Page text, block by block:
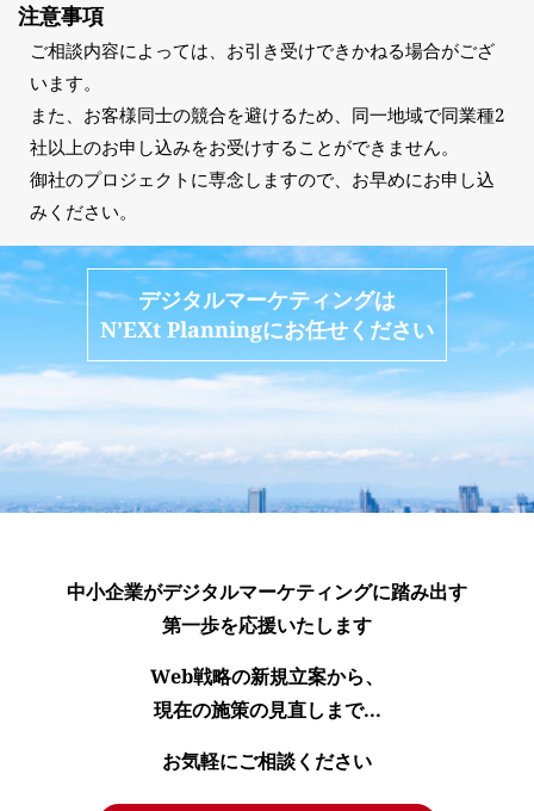
注意事項
ご相談内容によっては、お引き受けできかねる場合がござ
います。
また、お客様同士の競合を避けるため、同一地域で同業種2
社以上のお申し込みをお受けすることができません。
御社のプロジェクトに専念しますので、お早めにお申し込
みください。
デジタルマーケティングは
N’EXt Planningにお任せください
中小企業がデジタルマーケティングに踏み出す
第一歩を応援いたします
Web戦略の新規立案から、
現在の施策の見直しまで...
お気軽にご相談ください